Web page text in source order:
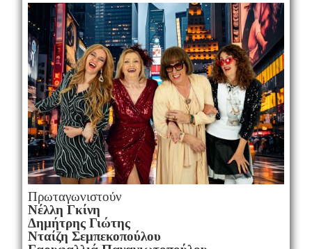
Πρωταγωνιστούν
Νέλλη Γκίνη
Δημήτρης Γιώτης
Νταίζη Σεμπεκοπούλου